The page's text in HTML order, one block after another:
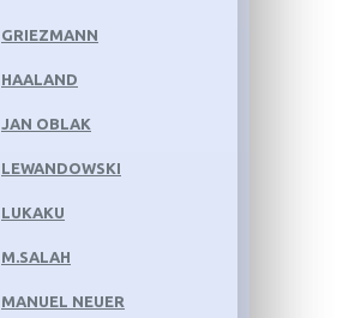
GRIEZMANN
HAALAND
JAN OBLAK
LEWANDOWSKI
LUKAKU
M.SALAH
MANUEL NEUER